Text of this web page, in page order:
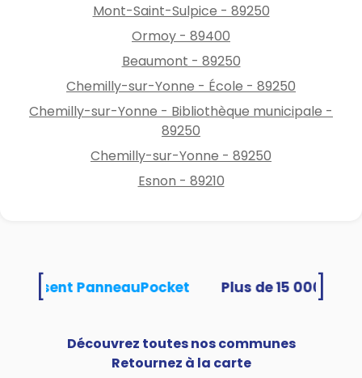
Mont-Saint-Sulpice - 89250
Ormoy - 89400
Beaumont - 89250
Chemilly-sur-Yonne - École - 89250
Chemilly-sur-Yonne - Bibliothèque municipale -
89250
Chemilly-sur-Yonne - 89250
Esnon - 89210
PanneauPocket
Découvrez toutes nos communes
Retournez à la carte